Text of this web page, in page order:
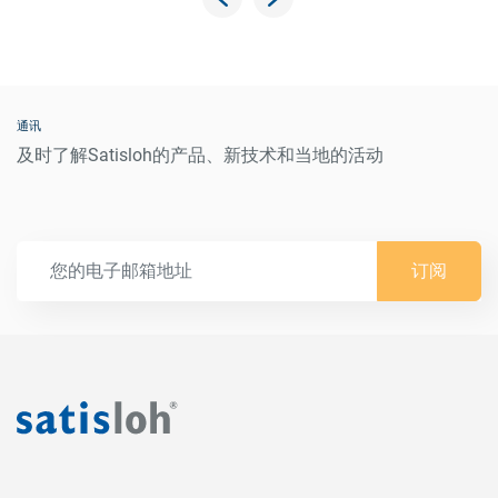
通讯
及时了解Satisloh的产品、新技术和当地的活动
订阅